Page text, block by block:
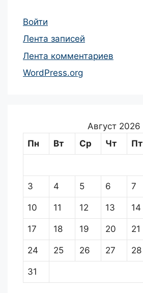
Войти
Лента записей
Лента комментариев
WordPress.org
Август 2026
Пн
Вт Ср Чт Пт
3 4 5 6 7
10 11 12 13 14
17 18 19 20 21
24 25 26 27 28
31